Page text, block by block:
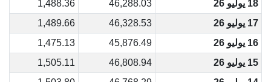
18 يوليو 26
46,288.03
1,488.36
17 يوليو 26
46,328.53
1,489.66
16 يوليو 26
45,876.49
1,475.13
15 يوليو 26
46,808.94
1,505.11